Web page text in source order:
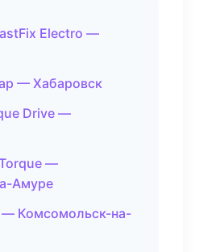
Electro —
— Хабаровск
Drive —
—
Амуре
Комсомольск-на-